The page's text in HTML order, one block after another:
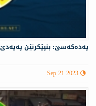
پەدەكەسێ: بنپێكرنێن
Sep 21 2023